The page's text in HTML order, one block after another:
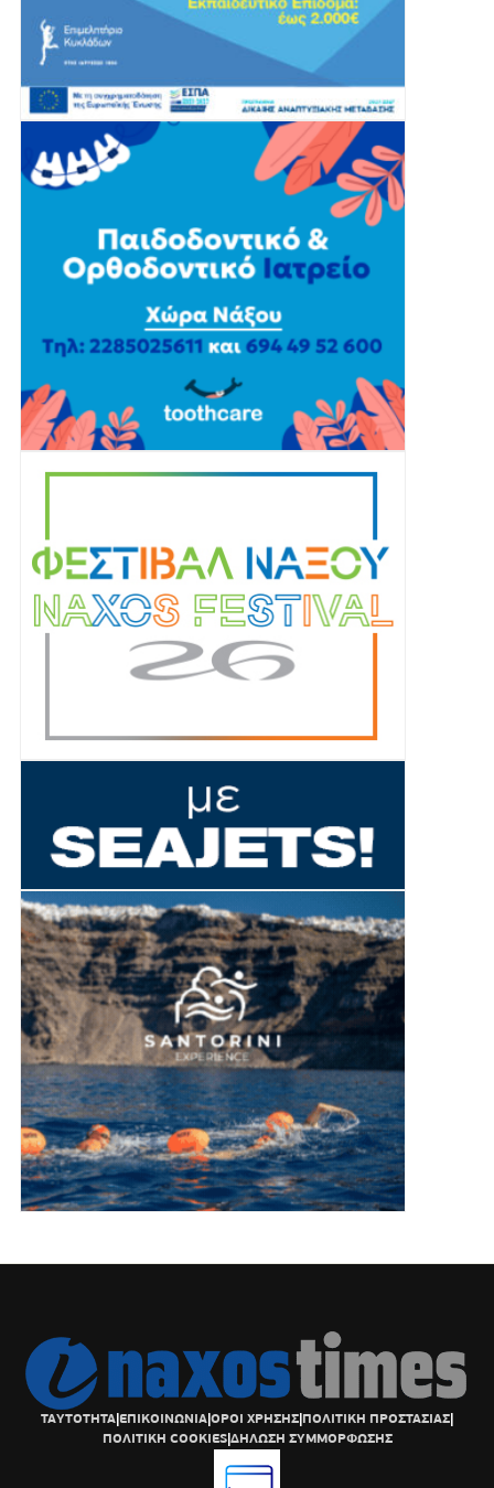
ΤΑΥΤΟΤΗΤΑ|ΕΠΙΚΟΙΝΩΝΙΑ|ΟΡΟΙ ΧΡΗΣΗΣ|ΠΟΛΙΤΙΚΗ ΠΡΟΣΤΑΣΙΑΣ|
ΠΟΛΙΤΙΚΗ COOKIES|ΔΗΛΩΣΗ ΣΥΜΜΟΡΦΩΣΗΣ